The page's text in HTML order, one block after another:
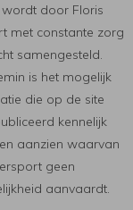
door Floris
met constante zorg
samengesteld.
is het mogelijk
die op de site
kennelijk
aanzien waarvan
geen
aanvaardt.